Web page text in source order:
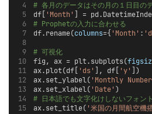
# 各月のデータはその月の１日目の
df[
'Month' ] =
# Prophetの入力に合わせる
df.rename(columns={ 'Month' :
# 可視化
fig, ax = plt.subplots(
ax.plot(df[
'ds' ], df[ 'y'
])
ax.set_ylabel( 'Monthly
ax.set_xlabel( 'Date' )
# 日本語でも文字化けしないフォン
ax.set_title( '米国の月間航空機